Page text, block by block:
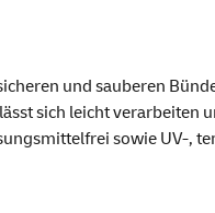
und sauberen
sich leicht verarbeiten
sowie UV-,